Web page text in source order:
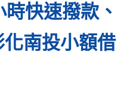
快速撥款、
南投小額借